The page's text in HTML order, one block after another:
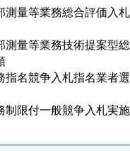
測量等業務総合評価入札
測量等業務技術提案型総
指名競争入札指名業者選
制限付一般競争入札実施